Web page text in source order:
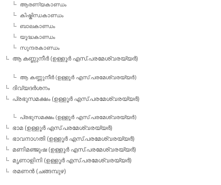
ആരണ്യകാണ്ഡം
കിഷ്കിന്ധകാണ്ഡം
ബാലകാണ്ഡം
യൂദ്ധകാണ്ഡം
സുന്ദരകാണ്ഡം
ആ കണ്ണുനീര്‍ (ഉള്ളൂര്‍ എസ്.പരമേശ്വരയ്യര്‍)
ആ കണ്ണുനീര്‍ (ഉള്ളൂര്‍ എസ്.പരമേശ്വരയ്യര്‍)
ദിവ്യദര്‍ശനം
പ്രഭുസമക്ഷം (ഉള്ളൂര്‍ എസ്.പരമേശ്വരയ്യര്‍)
പ്രഭുസമക്ഷം (ഉള്ളൂര്‍ എസ്.പരമേശ്വരയ്യര്‍)
ഭാമ (ഉള്ളൂര്‍ എസ്.പരമേശ്വരയ്യര്‍)
ഭാവനാഗതി (ഉള്ളൂര്‍ എസ്.പരമേശ്വരയ്യര്‍)
മണിമഞ്ജുഷ (ഉള്ളൂര്‍ എസ്.പരമേശ്വരയ്യര്‍)
മൃണാളിനി (ഉള്ളൂര്‍ എസ്.പരമേശ്വരയ്യര്‍)
രമണന്‍ (ചങ്ങമ്പുഴ)